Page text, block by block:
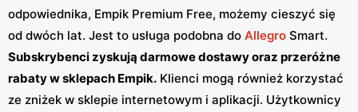
odpowiednika, Empik Premium Free, możemy cieszyć się
od dwóch lat. Jest to usługa podobna do Allegro Smart.
Subskrybenci zyskują darmowe dostawy oraz przeróżne
rabaty w sklepach Empik. Klienci mogą również korzystać
ze zniżek w sklepie internetowym i aplikacji. Użytkownicy